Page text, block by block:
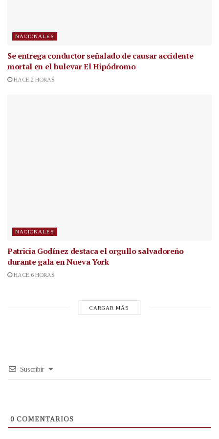
NACIONALES
Se entrega conductor señalado de causar accidente
mortal en el bulevar El Hipódromo
HACE 2 HORAS
NACIONALES
Patricia Godínez destaca el orgullo salvadoreño
durante gala en Nueva York
HACE 6 HORAS
CARGAR MÁS
Suscribir
0 COMENTARIOS